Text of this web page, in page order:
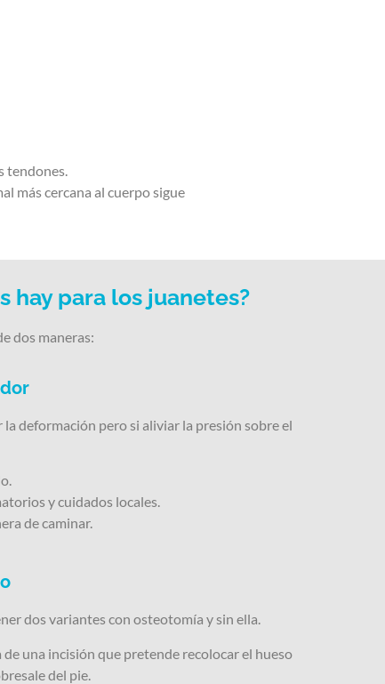
tendones.
más cercana al cuerpo sigue
hay para los juanetes?
dos maneras:
la deformación pero si aliviar la presión sobre el
y cuidados locales.
de caminar.
dos variantes con osteotomía y sin ella.
de una incisión que pretende recolocar el hueso
del pie.